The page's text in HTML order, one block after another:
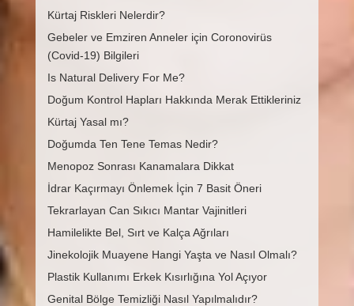
Kürtaj Riskleri Nelerdir?
Gebeler ve Emziren Anneler için Coronovirüs
(Covid-19) Bilgileri
Is Natural Delivery For Me?
Doğum Kontrol Hapları Hakkında Merak Ettikleriniz
Kürtaj Yasal mı?
Doğumda Ten Tene Temas Nedir?
Menopoz Sonrası Kanamalara Dikkat
İdrar Kaçırmayı Önlemek İçin 7 Basit Öneri
Tekrarlayan Can Sıkıcı Mantar Vajinitleri
Hamilelikte Bel, Sırt ve Kalça Ağrıları
Jinekolojik Muayene Hangi Yaşta ve Nasıl Olmalı?
Plastik Kullanımı Erkek Kısırlığına Yol Açıyor
Genital Bölge Temizliği Nasıl Yapılmalıdır?